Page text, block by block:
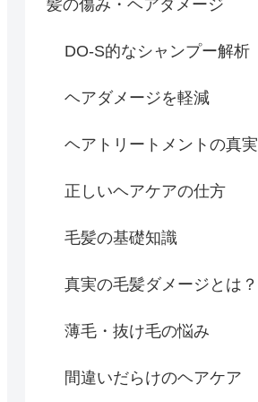
髪の傷み・ヘアダメージ
DO-S的なシャンプー解析
ヘアダメージを軽減
ヘアトリートメントの真実
正しいヘアケアの仕方
毛髪の基礎知識
真実の毛髪ダメージとは？
薄毛・抜け毛の悩み
間違いだらけのヘアケア